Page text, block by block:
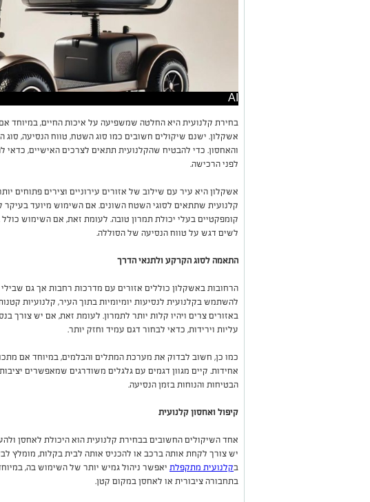
AI
בחירת קלנועית היא החלטה שמשפיעה על איכות החיים, במיוחד
אשקלון. ישנם שיקולים חשובים כמו סוג השטח, טווח הנסיעה, סוג
והאחסון. כדי להבטיח שהקלנועית תתאים לצרכים האישיים, כדאי
לפני הרכישה.
אשקלון היא עיר עם שילוב של אזורים עירוניים וצירים פתוחים
קלנועית שתתאים לסוגי השטח השונים. אם השימוש מיועד בעיקר
קומפקטיים בעלי יכולת תמרון טובה. לעומת זאת, אם השימוש כולל
לשים דגש על טווח הנסיעה של הסוללה.
התאמה לסוג הקרקע ולתנאי הדרך
הרחובות באשקלון כוללים אזורים עם מדרכות רחבות אך גם
להשתמש בקלנועית לנסיעות יומיומיות בתוך העיר, קלנועיות
באזורים צרים ויהיו קלות יותר לתמרון. לעומת זאת, אם יש צורך
עליות וירידות, כדאי לבחור דגם עמיד וחזק יותר.
כמו כן, חשוב לבדוק את מערכת המתלים והבלמים, במיוחד אם
אחידות. קיים מגוון דגמים עם גלגלים משודרגים שמאפשרים
הבטיחות והנוחות בזמן הנסיעה.
קיפול ואחסון קלנועית
אחד השיקולים החשובים בבחירת קלנועית הוא היכולת לאחסן
יש צורך לקחת אותה ברכב או להכניס אותה לבית בקלות, מומלץ
בקלנועית מתקפלת יאפשר ניהול גמיש יותר של השימוש בה,
בתחבורה ציבורית או לאחסן במקום קטן.